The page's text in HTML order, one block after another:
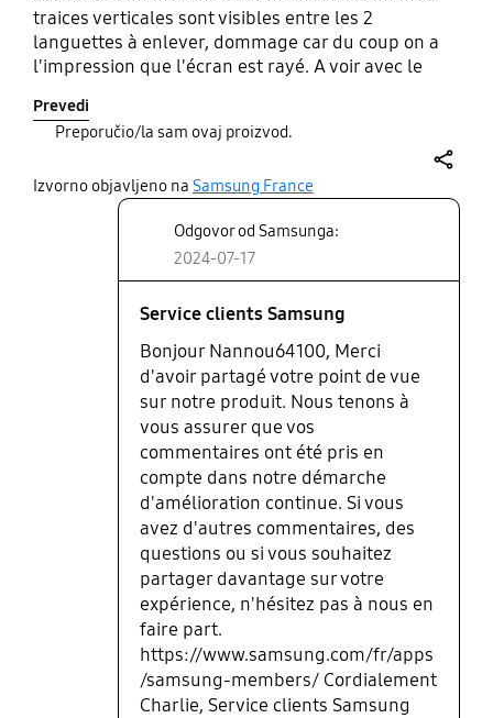
traices verticales sont visibles entre les 2
languettes à enlever, dommage car du coup on a
l'impression que l'écran est rayé. A voir avec le
Prevedi
Preporučio/la sam ovaj proizvod.
Izvorno objavljeno na Samsung France
Odgovor od Samsunga:
2024-07-17
Service clients Samsung
Bonjour Nannou64100, Merci
d'avoir partagé votre point de vue
sur notre produit. Nous tenons à
vous assurer que vos
commentaires ont été pris en
compte dans notre démarche
d'amélioration continue. Si vous
avez d'autres commentaires, des
questions ou si vous souhaitez
partager davantage sur votre
expérience, n'hésitez pas à nous en
faire part.
https://www.samsung.com/fr/apps
/samsung-members/ Cordialement
Charlie, Service clients Samsung